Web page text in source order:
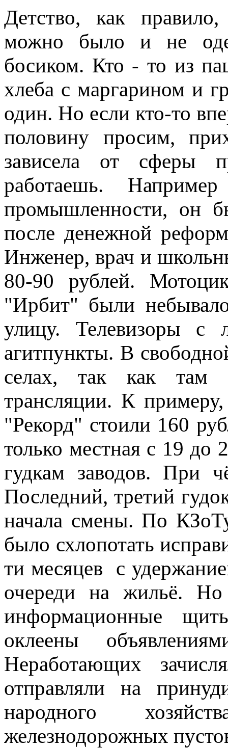
Детство, как
можно было и не
босиком. Кто - то из
хлеба с маргарином и
один. Но если кто-то
половину просим,
зависела от сферы
работаешь.
промышленности, он
после денежной
Инженер, врач и
80-90 рублей.
"Ирбит" были
улицу. Телевизоры с
агитпункты. В
селах, так как там
трансляции. К
"Рекорд" стоили 160
только местная с 19 до
гудкам заводов. При
Последний, третий
начала смены. По
было схлопотать
ти месяцев с
очереди на жильё.
информационные
оклеены
Неработающих
отправляли на
народного
железнодорожных